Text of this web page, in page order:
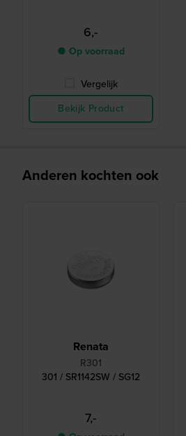
6,-
● Op voorraad
Vergelijk
Bekijk Product
Anderen kochten ook
Renata
R301
301 / SR1142SW / SG12
7,-